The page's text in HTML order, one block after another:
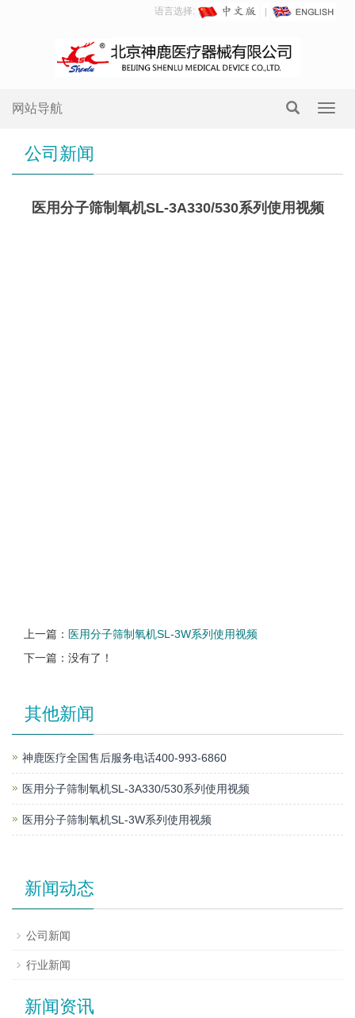
语言选择:
网站导航
公司新闻
医用分子筛制氧机SL-3A330/530系列使用视频
上一篇： 医用分子筛制氧机SL-3W系列使用视频
下一篇：没有了！
其他新闻
神鹿医疗全国售后服务电话400-993-6860
医用分子筛制氧机SL-3A330/530系列使用视频
医用分子筛制氧机SL-3W系列使用视频
新闻动态
公司新闻
行业新闻
新闻资讯